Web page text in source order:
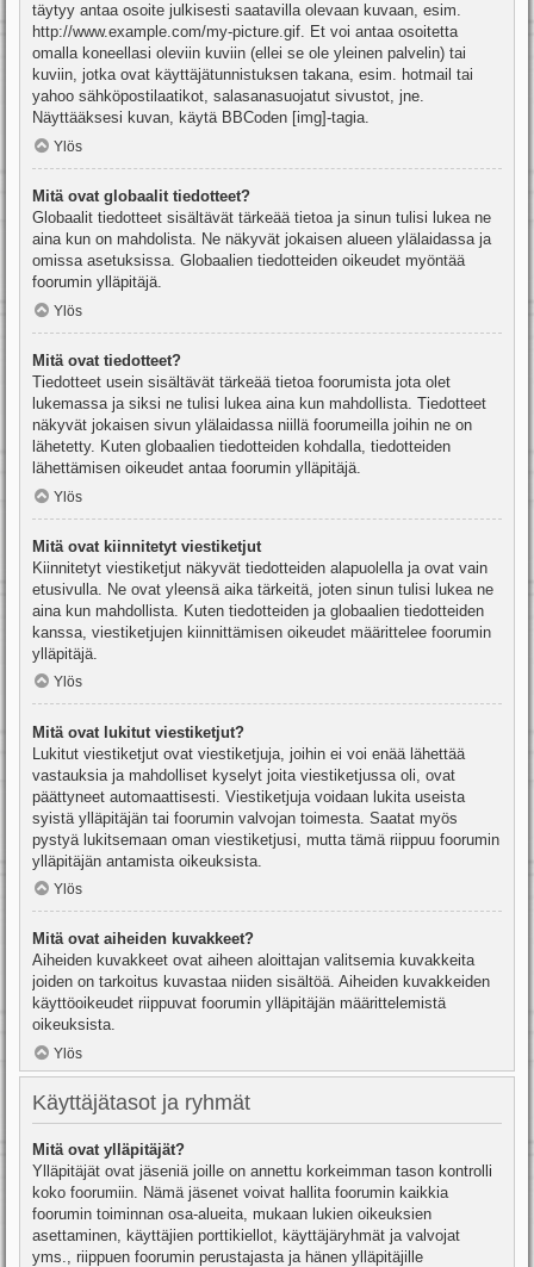
täytyy antaa osoite julkisesti saatavilla olevaan kuvaan, esim.
http://www.example.com/my-picture.gif. Et voi antaa osoitetta
omalla koneellasi oleviin kuviin (ellei se ole yleinen palvelin) tai
kuviin, jotka ovat käyttäjätunnistuksen takana, esim. hotmail tai
yahoo sähköpostilaatikot, salasanasuojatut sivustot, jne.
Näyttääksesi kuvan, käytä BBCoden [img]-tagia.
Ylös
Mitä ovat globaalit tiedotteet?
Globaalit tiedotteet sisältävät tärkeää tietoa ja sinun tulisi lukea ne
aina kun on mahdolista. Ne näkyvät jokaisen alueen ylälaidassa ja
omissa asetuksissa. Globaalien tiedotteiden oikeudet myöntää
foorumin ylläpitäjä.
Ylös
Mitä ovat tiedotteet?
Tiedotteet usein sisältävät tärkeää tietoa foorumista jota olet
lukemassa ja siksi ne tulisi lukea aina kun mahdollista. Tiedotteet
näkyvät jokaisen sivun ylälaidassa niillä foorumeilla joihin ne on
lähetetty. Kuten globaalien tiedotteiden kohdalla, tiedotteiden
lähettämisen oikeudet antaa foorumin ylläpitäjä.
Ylös
Mitä ovat kiinnitetyt viestiketjut
Kiinnitetyt viestiketjut näkyvät tiedotteiden alapuolella ja ovat vain
etusivulla. Ne ovat yleensä aika tärkeitä, joten sinun tulisi lukea ne
aina kun mahdollista. Kuten tiedotteiden ja globaalien tiedotteiden
kanssa, viestiketjujen kiinnittämisen oikeudet määrittelee foorumin
ylläpitäjä.
Ylös
Mitä ovat lukitut viestiketjut?
Lukitut viestiketjut ovat viestiketjuja, joihin ei voi enää lähettää
vastauksia ja mahdolliset kyselyt joita viestiketjussa oli, ovat
päättyneet automaattisesti. Viestiketjuja voidaan lukita useista
syistä ylläpitäjän tai foorumin valvojan toimesta. Saatat myös
pystyä lukitsemaan oman viestiketjusi, mutta tämä riippuu foorumin
ylläpitäjän antamista oikeuksista.
Ylös
Mitä ovat aiheiden kuvakkeet?
Aiheiden kuvakkeet ovat aiheen aloittajan valitsemia kuvakkeita
joiden on tarkoitus kuvastaa niiden sisältöä. Aiheiden kuvakkeiden
käyttöoikeudet riippuvat foorumin ylläpitäjän määrittelemistä
oikeuksista.
Ylös
Käyttäjätasot ja ryhmät
Mitä ovat ylläpitäjät?
Ylläpitäjät ovat jäseniä joille on annettu korkeimman tason kontrolli
koko foorumiin. Nämä jäsenet voivat hallita foorumin kaikkia
foorumin toiminnan osa-alueita, mukaan lukien oikeuksien
asettaminen, käyttäjien porttikiellot, käyttäjäryhmät ja valvojat
yms., riippuen foorumin perustajasta ja hänen ylläpitäjille